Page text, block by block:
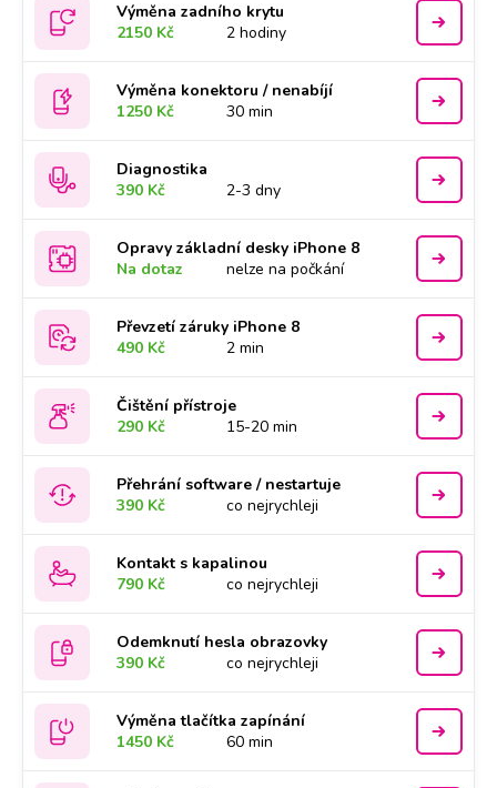
Výměna zadního krytu
2150 Kč
2 hodiny
Výměna konektoru / nenabíjí
1250 Kč
30 min
Diagnostika
390 Kč
2-3 dny
Opravy základní desky iPhone 8
Na dotaz
nelze na počkání
Převzetí záruky iPhone 8
490 Kč
2 min
Čištění přístroje
290 Kč
15-20 min
Přehrání software / nestartuje
390 Kč
co nejrychleji
Kontakt s kapalinou
790 Kč
co nejrychleji
Odemknutí hesla obrazovky
390 Kč
co nejrychleji
Výměna tlačítka zapínání
1450 Kč
60 min